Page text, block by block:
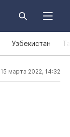
Узбекистан
15 марта 2022, 14:32